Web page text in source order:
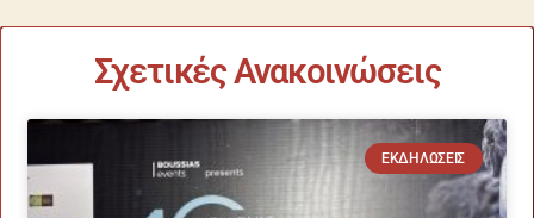
Σχετικές Ανακοινώσεις
ΕΚΔΗΛΏΣΕΙΣ